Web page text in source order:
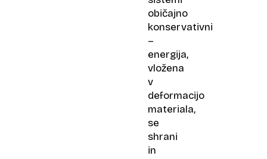
običajno
konservativni
–
energija,
vložena
v
deformacijo
materiala,
se
shrani
in